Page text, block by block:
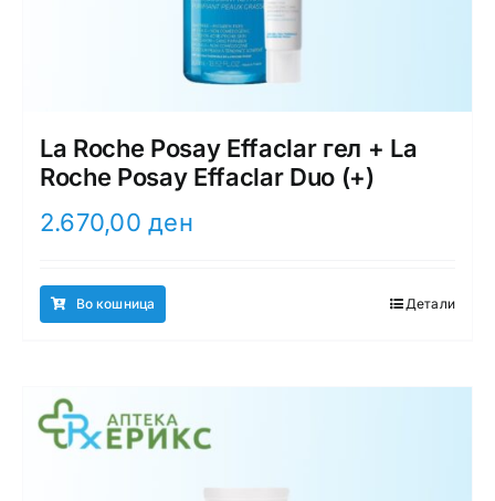
La Roche Posay Effaclar гел + La
Roche Posay Effaclar Duo (+)
2.670,00ден
Во кошница Детали